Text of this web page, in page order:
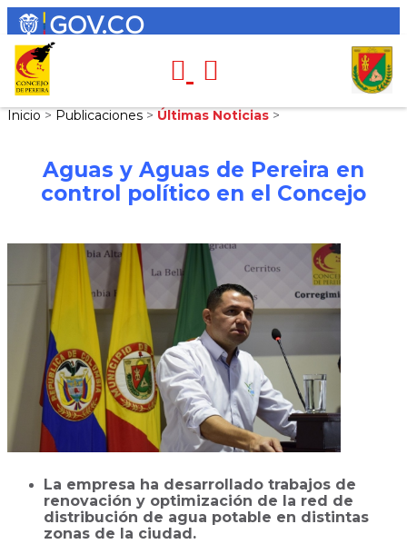
Inicio > Publicaciones > Últimas Noticias >
Aguas y Aguas de Pereira en
control político en el Concejo
La empresa ha desarrollado trabajos de
renovación y optimización de la red de
distribución de agua potable en distintas
zonas de la ciudad.